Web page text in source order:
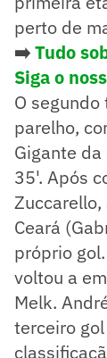
perto de
➡️Tudo
Siga o
O
parelho,
Gigante da
35'. Após
Ceará
próprio
voltou a
Melk.
terceiro